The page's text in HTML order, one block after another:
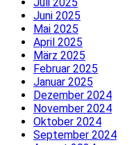
Juni 2025
Mai 2025
April 2025
März 2025
Februar 2025
Januar 2025
Dezember 2024
November 2024
Oktober 2024
September 2024